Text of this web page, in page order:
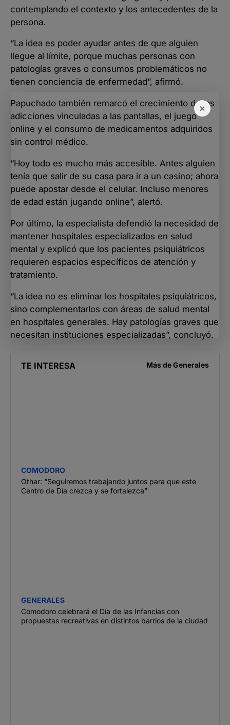
×
contemplando el contexto y los antecedentes de la
persona.
“La idea es poder ayudar antes de que alguien
llegue al límite, porque muchas personas con
patologías graves o consumos problemáticos no
tienen conciencia de enfermedad”, afirmó.
Papuchado también remarcó el crecimiento de las
adicciones vinculadas a las pantallas, el juego
online y el consumo de medicamentos adquiridos
sin control médico.
“Hoy todo es mucho más accesible. Antes alguien
tenía que salir de su casa para ir a un casino; ahora
puede apostar desde el celular. Incluso menores
de edad están jugando online”, alertó.
Por último, la especialista defendió la necesidad de
mantener hospitales especializados en salud
mental y explicó que los pacientes psiquiátricos
requieren espacios específicos de atención y
tratamiento.
“La idea no es eliminar los hospitales psiquiátricos,
sino complementarlos con áreas de salud mental
en hospitales generales. Hay patologías graves que
necesitan instituciones especializadas”, concluyó.
TE INTERESA Más deGenerales
COMODORO
Othar: “Seguiremos trabajando juntos para que este
Centro de Día crezca y se fortalezca”
GENERALES
Comodoro celebrará el Día de las Infancias con
propuestas recreativas en distintos barrios de la ciudad